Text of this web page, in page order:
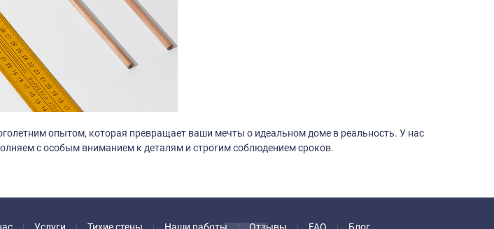
опытом, которая превращает ваши мечты о идеальном доме в реальность. У нас
с особым вниманием к деталям и строгим соблюдением сроков.